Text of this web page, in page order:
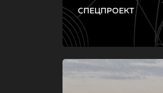
СПЕЦПРОЕКТ